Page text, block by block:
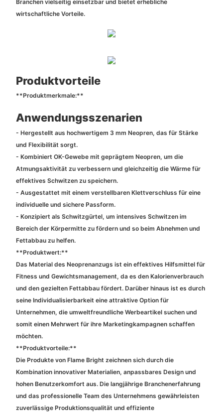
Branchen vielseitig einsetzbar und bietet erhebliche
wirtschaftliche Vorteile.
Produktvorteile
**Produktmerkmale:**
Anwendungsszenarien
- Hergestellt aus hochwertigem 3 mm Neopren, das für Stärke
und Flexibilität sorgt.
- Kombiniert OK-Gewebe mit geprägtem Neopren, um die
Atmungsaktivität zu verbessern und gleichzeitig die Wärme für
effektives Schwitzen zu speichern.
- Ausgestattet mit einem verstellbaren Klettverschluss für eine
individuelle und sichere Passform.
- Konzipiert als Schwitzgürtel, um intensives Schwitzen im
Bereich der Körpermitte zu fördern und so beim Abnehmen und
Fettabbau zu helfen.
**Produktwert:**
Das Material des Neoprenanzugs ist ein effektives Hilfsmittel für
Fitness und Gewichtsmanagement, da es den Kalorienverbrauch
und den gezielten Fettabbau fördert. Darüber hinaus ist es durch
seine Individualisierbarkeit eine attraktive Option für
Unternehmen, die umweltfreundliche Werbeartikel suchen und
somit einen Mehrwert für ihre Marketingkampagnen schaffen
möchten.
**Produktvorteile:**
Die Produkte von Flame Bright zeichnen sich durch die
Kombination innovativer Materialien, anpassbares Design und
hohen Benutzerkomfort aus. Die langjährige Branchenerfahrung
und das professionelle Team des Unternehmens gewährleisten
zuverlässige Produktionsqualität und effiziente